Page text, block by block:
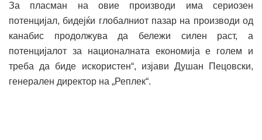
За пласман на овие производи има сериозен
потенцијал, бидејќи глобалниот пазар на производи од
канабис продолжува да бележи силен раст, а
потенцијалот за националната економија е голем и
треба да биде искористен“, изјави Душан Пецовски,
генерален директор на „Реплек“.